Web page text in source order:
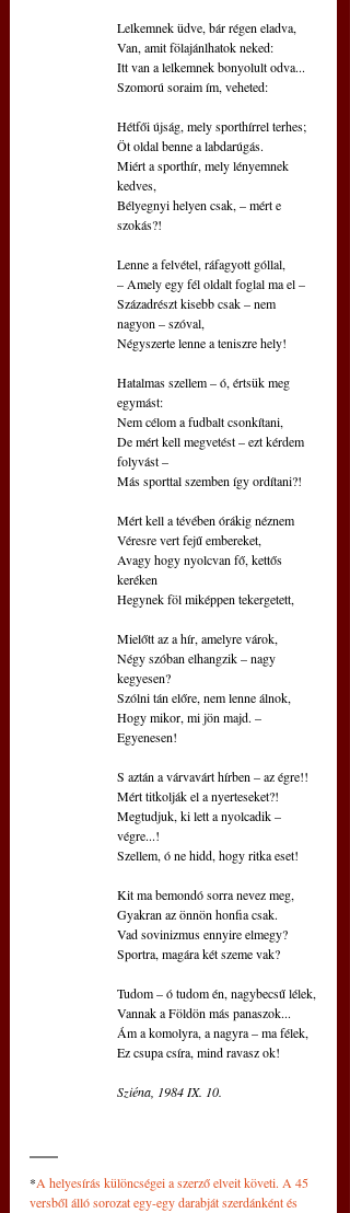
Lelkemnek üdve, bár régen eladva,
Van, amit fölajánlhatok neked:
Itt van a lelkemnek bonyolult odva...
Szomorú soraim ím, veheted:
Hétfői újság, mely sporthírrel terhes;
Öt oldal benne a labdarúgás.
Miért a sporthír, mely lényemnek
kedves,
Bélyegnyi helyen csak, – mért e
szokás?!
Lenne a felvétel, ráfagyott góllal,
– Amely egy fél oldalt foglal ma el –
Századrészt kisebb csak – nem
nagyon – szóval,
Négyszerte lenne a teniszre hely!
Hatalmas szellem – ó, értsük meg
egymást:
Nem célom a fudbalt csonkítani,
De mért kell megvetést – ezt kérdem
folyvást –
Más sporttal szemben így ordítani?!
Mért kell a tévében órákig néznem
Véresre vert fejű embereket,
Avagy hogy nyolcvan fő, kettős
keréken
Hegynek föl miképpen tekergetett,
Mielőtt az a hír, amelyre várok,
Négy szóban elhangzik – nagy
kegyesen?
Szólni tán előre, nem lenne álnok,
Hogy mikor, mi jön majd. –
Egyenesen!
S aztán a várvavárt hírben – az égre!!
Mért titkolják el a nyerteseket?!
Megtudjuk, ki lett a nyolcadik –
végre...!
Szellem, ó ne hidd, hogy ritka eset!
Kit ma bemondó sorra nevez meg,
Gyakran az önnön honfia csak.
Vad sovinizmus ennyire elmegy?
Sportra, magára két szeme vak?
Tudom – ó tudom én, nagybecsű lélek,
Vannak a Földön más panaszok...
Ám a komolyra, a nagyra – ma félek,
Ez csupa csíra, mind ravasz ok!
Sziéna, 1984 IX. 10.
*A helyesírás különcségei a szerző elveit követi. A 45
versből álló sorozat egy-egy darabját szerdánként és